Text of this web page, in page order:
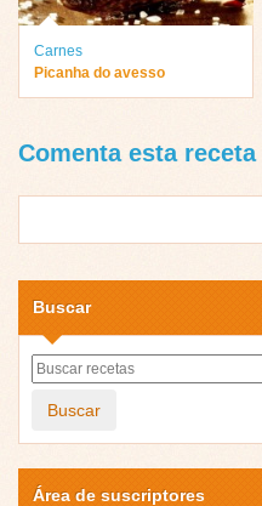
Carnes
Picanha do avesso
Comenta esta receta
Buscar
Buscar
Área de suscriptores